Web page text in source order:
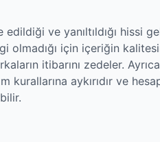
edildiği ve yanıltıldığı hissi
olmadığı için içeriğin
itibarını zedeler.
kurallarına aykırıdır ve